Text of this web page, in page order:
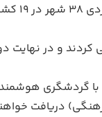
گروهی
ها، 10 شهر منتخب را
با گردشگری
دریافت